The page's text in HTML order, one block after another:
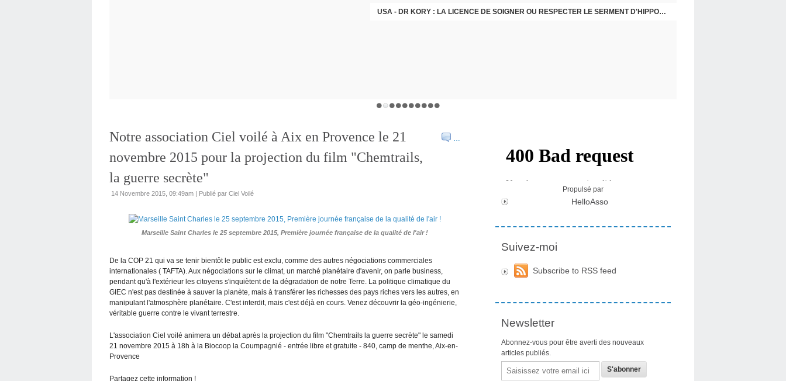
USA - DR KORY : LA LICENCE DE SOIGNER OU RESPECTER LE SERMENT D'HIPPOCRATE CONTRE VENTS ET MARÉES
INCENDIES EN GIRONDE : L'HISTOIRE DE CEUX QUI SONT RESTÉS
…
Notre association Ciel voilé à Aix en Provence le 21
novembre 2015 pour la projection du film "Chemtrails,
la guerre secrète"
14 Novembre 2015, 09:49am | Publié par Ciel Voilé
Marseille Saint Charles le 25 septembre 2015, Première journée française de la qualité de l'air !
De la COP 21 qui va se tenir bientôt le public est exclu, comme des autres négociations commerciales
internationales ( TAFTA). Aux négociations sur le climat, un marché planétaire d'avenir, on parle business,
pendant qu'à l'extérieur les citoyens s'inquiètent de la dégradation de notre Terre. La politique climatique du
GIEC n'est pas destinée à sauver la planète, mais à transférer les richesses des pays riches vers les autres, en
manipulant l'atmosphère planétaire. C'est interdit, mais c'est déjà en cours. Venez découvrir la géo-ingénierie,
véritable guerre contre le vivant terrestre.
L'association Ciel voilé animera un débat après la projection du film "Chemtrails la guerre secrète" le samedi
21 novembre 2015 à 18h à la Biocoop la Coumpagnié - entrée libre et gratuite - 840, camp de menthe, Aix-en-
Provence
Partagez cette information !
Propulsé par
HelloAsso
Suivez-moi
Subscribe to RSS feed
Newsletter
Abonnez-vous pour être averti des nouveaux
articles publiés.
Email